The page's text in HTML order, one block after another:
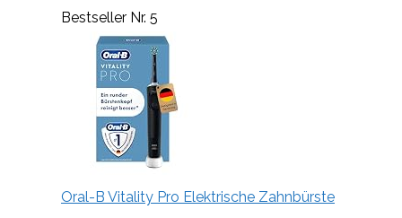
Bestseller Nr. 5
Oral-B Vitality Pro Elektrische Zahnbürste